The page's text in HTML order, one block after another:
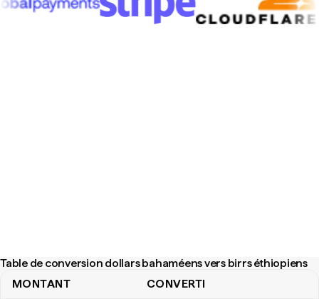
Table de conversion dollars bahaméens vers birrs éthiopiens
MONTANT CONVERTI